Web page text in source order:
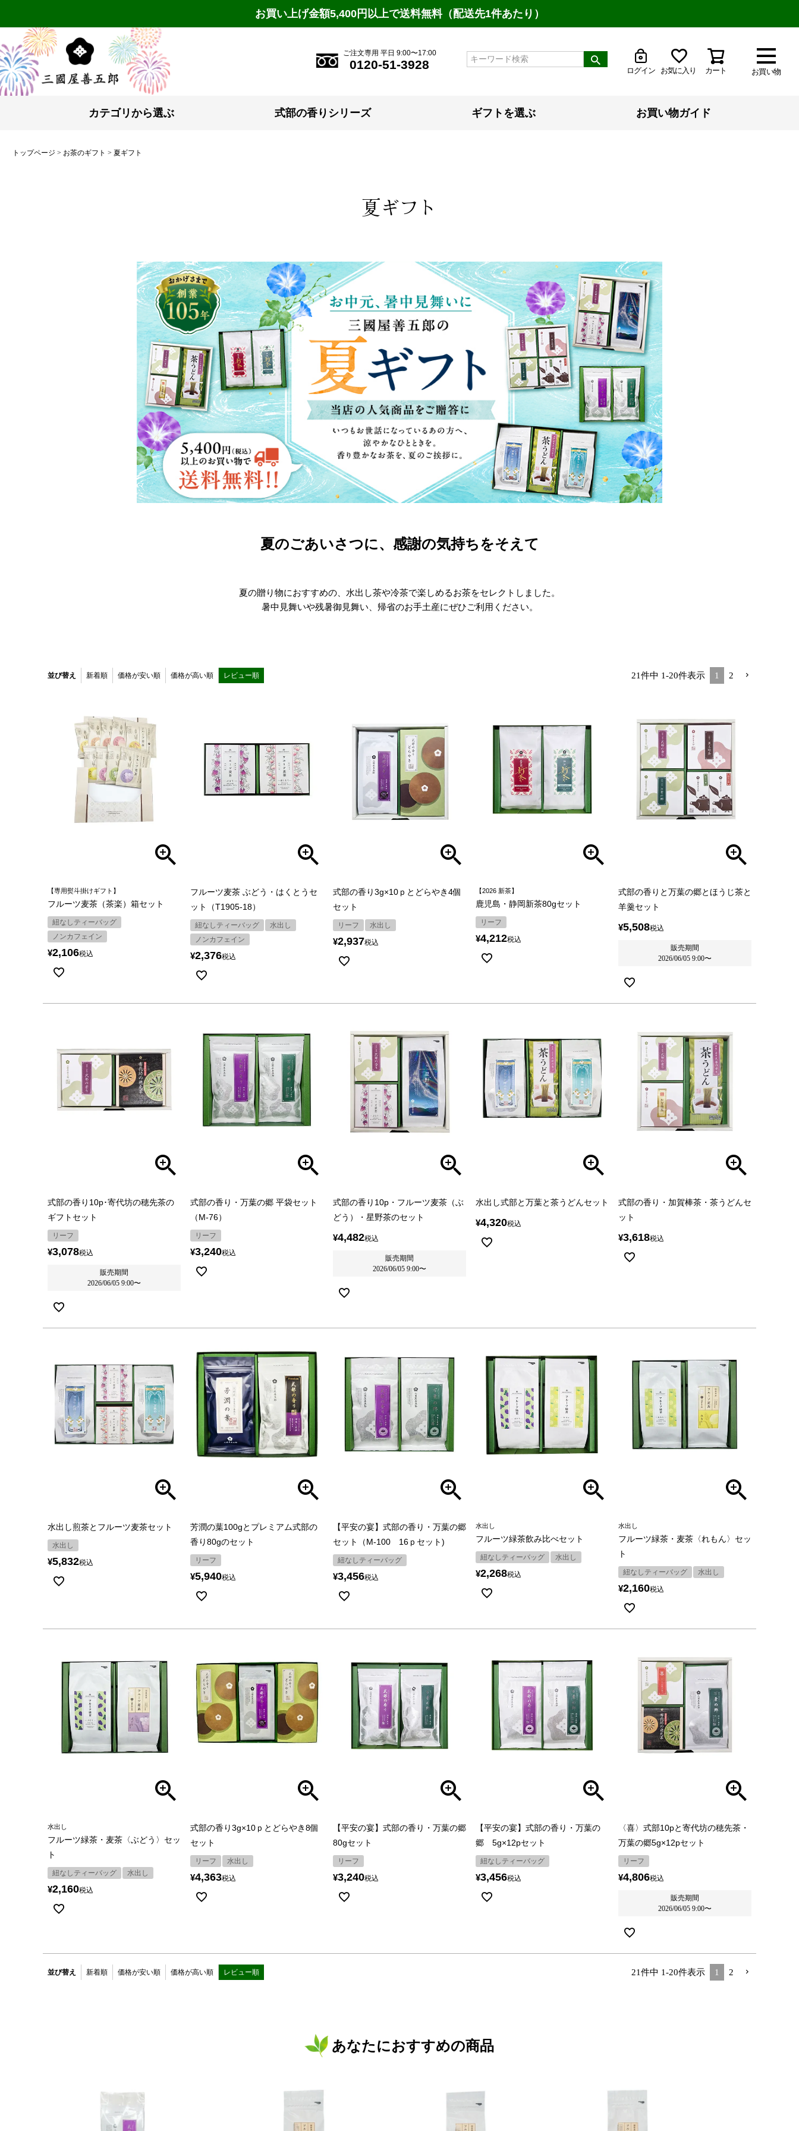
お買い上げ金額5,400円以上で送料無料（配送先1件あたり）
お買い物
ご注文専用 平日 9:00〜17:00
0120-51-3928 ログイン お気に入り カート
カテゴリから選ぶ 式部の香りシリーズ ギフトを選ぶ お買い物ガイド
トップページ お茶のギフト 夏ギフト
夏ギフト
夏のごあいさつに、 感謝の気持ちをそえて
夏の贈り物におすすめの、 水出し茶や冷茶で楽しめるお茶をセレクトしました。
暑中見舞いや残暑御見舞い、 帰省のお手土産にぜひご利用ください。
並び替え 新着順 価格が安い順 価格が高い順 レビュー順 21件中 1-20件表示 1 2
【専用熨斗掛けギフト】
フルーツ麦茶（茶楽）箱セット
紐なしティーバッグ
ノンカフェイン
¥2,106税込
フルーツ麦茶 ぶどう・はくとうセ
ット（T1905-18）
紐なしティーバッグ
水出し
ノンカフェイン
¥2,376税込
式部の香り3g×10ｐとどらやき4個
セット
リーフ 水出し
¥2,937税込
【2026 新茶】
鹿児島・静岡新茶80gセット
リーフ
¥4,212税込
式部の香りと万葉の郷とほうじ茶と
羊羹セット
¥5,508税込
販売期間
2026/06/05 9:00〜
式部の香り10p･寄代坊の穂先茶の
ギフトセット
リーフ
¥3,078税込
販売期間
2026/06/05 9:00〜
式部の香り・万葉の郷 平袋セット
（M-76）
リーフ
¥3,240税込
式部の香り10p・フルーツ麦茶（ぶ
どう）・星野茶のセット
¥4,482税込
販売期間
2026/06/05 9:00〜
水出し式部と万葉と茶うどんセット
¥4,320税込
式部の香り・加賀棒茶・茶うどんセ
ット
¥3,618税込
水出し煎茶とフルーツ麦茶セット
水出し
¥5,832税込
芳潤の葉100gとプレミアム式部の
香り80gのセット
リーフ
¥5,940税込
【平安の宴】式部の香り・万葉の郷
セット（M-100 16ｐセット)
紐なしティーバッグ
¥3,456税込
水出し
フルーツ緑茶飲み比べセット
紐なしティーバッグ 水出し
¥2,268税込
水出し
フルーツ緑茶・麦茶〈れもん〉セッ
ト
紐なしティーバッグ 水出し
¥2,160税込
水出し
フルーツ緑茶・麦茶〈ぶどう〉セッ
ト
紐なしティーバッグ 水出し
¥2,160税込
式部の香り3g×10ｐとどらやき8個
セット
リーフ 水出し
¥4,363税込
【平安の宴】式部の香り・万葉の郷
80gセット
リーフ
¥3,240税込
【平安の宴】式部の香り・万葉の
郷 5g×12pセット
紐なしティーバッグ
¥3,456税込
〈喜〉式部10pと寄代坊の穂先茶・
万葉の郷5g×12pセット
リーフ
¥4,806税込
販売期間
2026/06/05 9:00〜
並び替え 新着順 価格が安い順 価格が高い順 レビュー順 21件中 1-20件表示 1 2
あなたにおすすめの商品